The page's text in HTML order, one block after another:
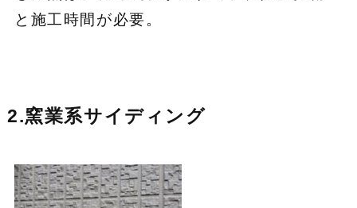
と施工時間が必要。
2.窯業系サイディング